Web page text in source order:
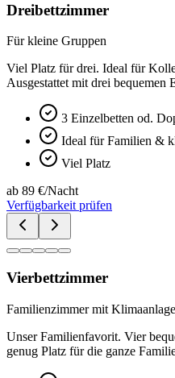
Dreibettzimmer
Für kleine Gruppen
Viel Platz für drei. Ideal für
Ausgestattet mit drei bequemen
3 Einzelbetten od.
Ideal für Familien &
Viel Platz
ab 89 €/Nacht
Verfügbarkeit prüfen
Vierbettzimmer
Familienzimmer mit Klimaanlage
Unser Familienfavorit. Vier
genug Platz für die ganze